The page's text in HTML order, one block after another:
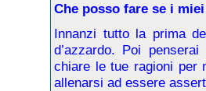
Che posso fare se i
Innanzi tutto la prima
d’azzardo. Poi
chiare le tue ragioni per
allenarsi ad essere